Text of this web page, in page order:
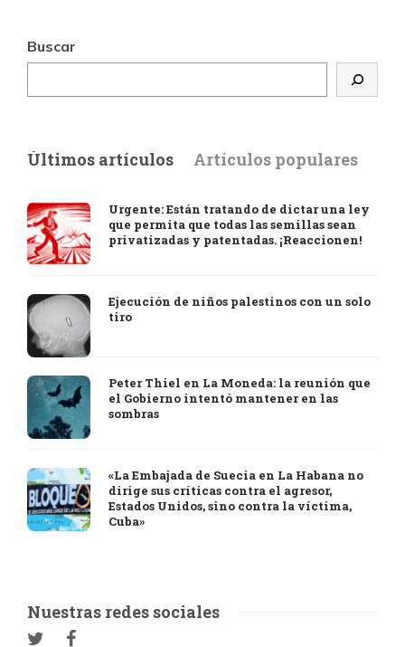
Buscar
Últimos artículos Artículos populares
Urgente: Están tratando de dictar una ley
que permita que todas las semillas sean
privatizadas y patentadas. ¡Reaccionen!
Ejecución de niños palestinos con un solo
tiro
Peter Thiel en La Moneda: la reunión que
el Gobierno intentó mantener en las
sombras
«La Embajada de Suecia en La Habana no
dirige sus críticas contra el agresor,
Estados Unidos, sino contra la víctima,
Cuba»
Nuestras redes sociales